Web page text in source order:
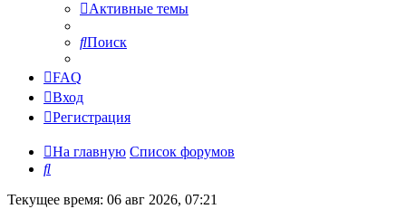
Активные темы
Поиск
FAQ
Вход
Регистрация
На главную Список форумов
Поиск
Текущее время: 06 авг 2026, 07:21